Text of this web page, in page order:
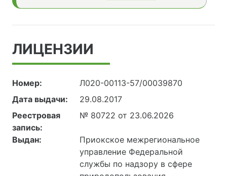
ЛИЦЕНЗИИ
Номер:
Л020-00113-57/00039870
Дата выдачи:
29.08.2017
Реестровая
запись:
№ 80722 от 23.06.2026
Выдан:
Приокское межрегиональное
управление Федеральной
службы по надзору в сфере